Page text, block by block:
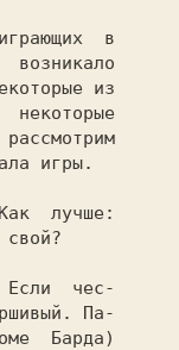
возникало
из
некоторые
игры.
лучше:
Если  чес-
Па-
Барда)